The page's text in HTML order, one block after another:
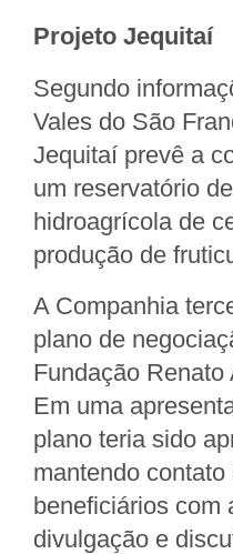
Projeto Jequitaí
Segundo
Vales do São
Jequitaí prevê a
um reservatório
hidroagrícola de
produção de
A Companhia
plano de
Fundação
Em uma
plano teria sido
mantendo
beneficiários com
divulgação e